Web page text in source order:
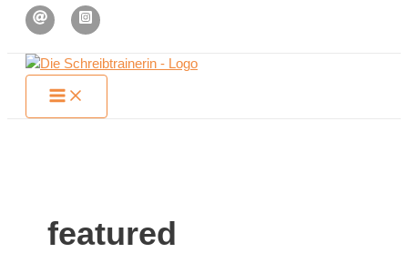
Zum
Inhalt
springen
featured